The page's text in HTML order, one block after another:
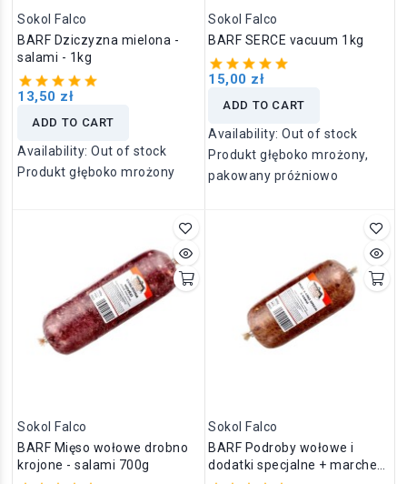
Sokol Falco
BARF Dziczyzna mielona -
salami - 1kg
13,50 zł
ADD TO CART
Availability:Out of stock
Produkt głęboko mrożony
Sokol Falco
BARF SERCE vacuum 1kg
15,00 zł
ADD TO CART
Availability: Out of stock
Produkt głęboko mrożony,
pakowany próżniowo
Sokol Falco
BARF Mięso wołowe drobno
krojone - salami 700g
Sokol Falco
BARF Podroby wołowe i
dodatki specjalne + marchew